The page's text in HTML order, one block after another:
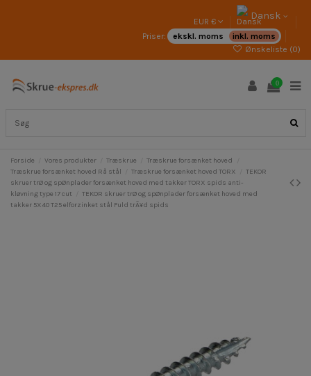
EUR € Dansk
Priser: ekskl. moms
inkl. moms
Ønskeliste (0)
0
Forside Vores produkter Træskrue
Træskrue forsænket hoved
Træskrue forsænket hoved Rå stål
Træskrue forsænket hoved TORX
TEKOR
skruer trØ og spØnplader forsænket hoved med takker TORX spids anti-
kløvning type 17 cut
TEKOR skruer trØ og spØnplader forsænket hoved med
takker 5X40 T25 elforzinket stål Fuld trÃ¥d spids